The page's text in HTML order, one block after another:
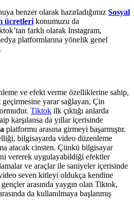
benzer olarak hazırladığımız Sosyal
ücretlerikonumuzu da
farklı olarak Instagram,
platformlarına yönelik genel
ve efekt verme özelliklerine sahip,
geçirmesine yarar sağlayan, Çin
Tiktok ilk çıktığı anlarda
karşılansa da yıllar içerisinde
platformu arasına girmeyi başarmıştır.
bilgisayarda video düzenleme
atacak cinsten. Çünkü bilgisayar
vererek uygulayabildiği efektler
ve araçlar ile saniyeler içerisinde
seven kitleyi oldukça kendine
arasında yaygın olan Tiktok,
da kullanılmaya başlanmış